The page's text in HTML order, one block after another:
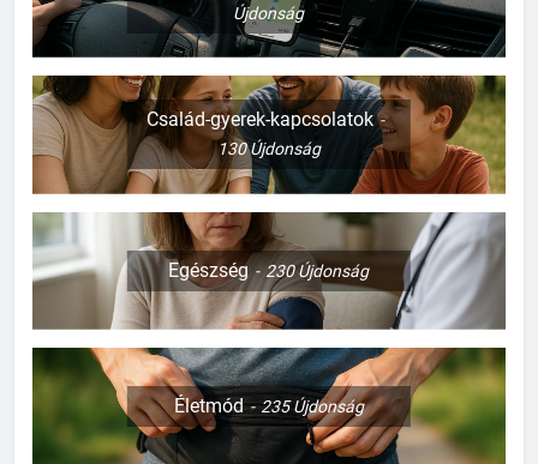
Újdonság
Család-gyerek-kapcsolatok
130Újdonság
Egészség 230Újdonság
Életmód 235Újdonság